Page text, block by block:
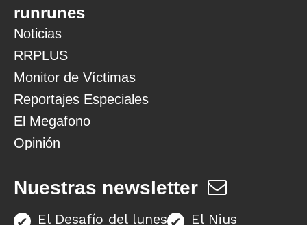
runrunes
Noticias
RRPLUS
Monitor de Víctimas
Reportajes Especiales
El Megafono
Opinión
Nuestras newsletter
El Desafío del lunes El Nius